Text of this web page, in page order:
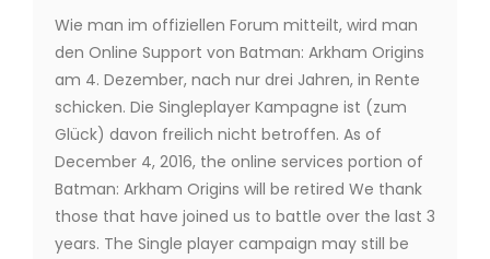
Wie man im offiziellen Forum mitteilt, wird man
den Online Support von Batman: Arkham Origins
am 4. Dezember, nach nur drei Jahren, in Rente
schicken. Die Singleplayer Kampagne ist (zum
Glück) davon freilich nicht betroffen. As of
December 4, 2016, the online services portion of
Batman: Arkham Origins will be retired We thank
those that have joined us to battle over the last 3
years. The Single player campaign may still be